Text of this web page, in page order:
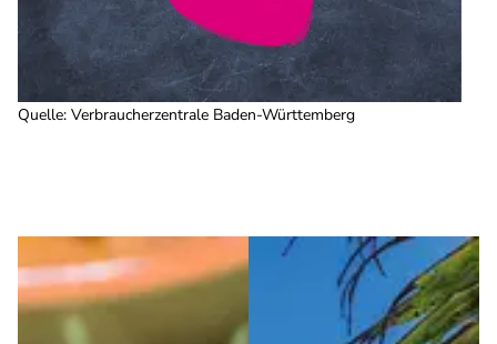
Quelle: Verbraucherzentrale Baden-Württemberg